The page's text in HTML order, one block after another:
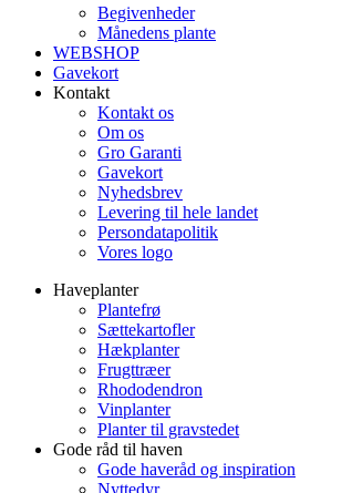
Begivenheder
Månedens plante
WEBSHOP
Gavekort
Kontakt
Kontakt os
Om os
Gro Garanti
Gavekort
Nyhedsbrev
Levering til hele landet
Persondatapolitik
Vores logo
Haveplanter
Plantefrø
Sættekartofler
Hækplanter
Frugttræer
Rhododendron
Vinplanter
Planter til gravstedet
Gode råd til haven
Gode haveråd og inspiration
Nyttedyr